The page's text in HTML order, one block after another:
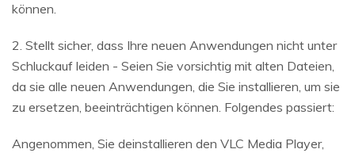
können.
2. Stellt sicher, dass Ihre neuen Anwendungen nicht unter
Schluckauf leiden - Seien Sie vorsichtig mit alten Dateien,
da sie alle neuen Anwendungen, die Sie installieren, um sie
zu ersetzen, beeinträchtigen können. Folgendes passiert:
Angenommen, Sie deinstallieren den VLC Media Player,